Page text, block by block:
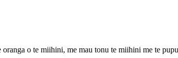
o te miihini, me mau tonu te miihini me te